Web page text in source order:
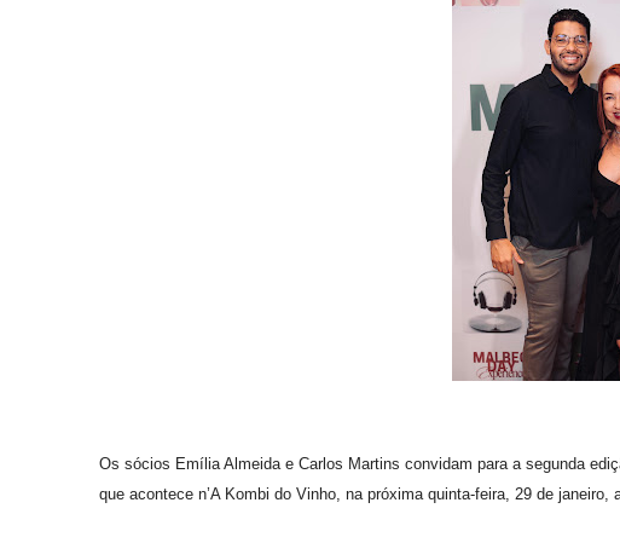
Os sócios Emília Almeida e Carlos Martins convidam para a segunda
que acontece n’A Kombi do Vinho, na próxima quinta-feira, 29 de janeiro,